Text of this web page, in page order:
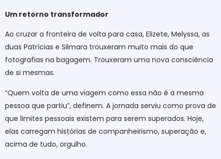
Um retorno transformador
Ao cruzar a fronteira de volta para casa, Elizete, Melyssa, as
duas Patrícias e Silmara trouxeram muito mais do que
fotografias na bagagem. Trouxeram uma nova consciência
de si mesmas.
“Quem volta de uma viagem como essa não é a mesma
pessoa que partiu”, definem. A jornada serviu como prova de
que limites pessoais existem para serem superados. Hoje,
elas carregam histórias de companheirismo, superação e,
acima de tudo, orgulho.